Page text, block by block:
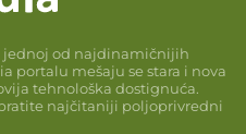
jednoj od najdinamičnijih
portalu mešaju se stara i nova
tehnološka dostignuća.
najčitaniji poljoprivredni